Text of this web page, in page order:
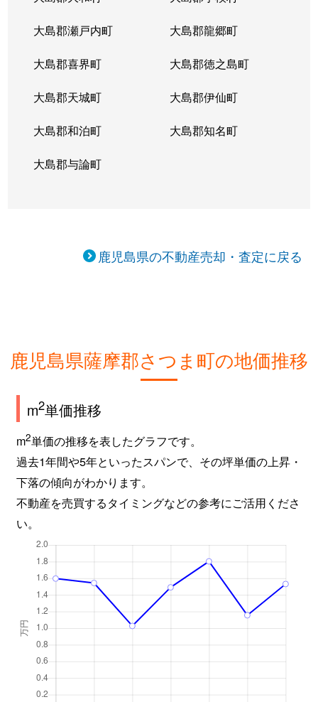
大島郡瀬戸内町 大島郡龍郷町
大島郡喜界町 大島郡徳之島町
大島郡天城町 大島郡伊仙町
大島郡和泊町 大島郡知名町
大島郡与論町
鹿児島県の不動産売却・査定に戻る
鹿児島県薩摩郡さつま町の地価推移
m2単価推移
m2単価の推移を表したグラフです。
過去1年間や5年といったスパンで、その坪単価の上昇・
下落の傾向がわかります。
不動産を売買するタイミングなどの参考にご活用くださ
い。